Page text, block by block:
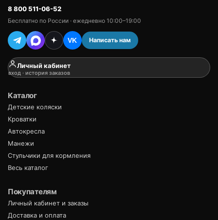
8 800 511-06-52
Бесплатно по России · ежедневно 10:00–19:00
VK Написать нам
Личный кабинет
вход · история заказов
Каталог
Детские коляски
Кроватки
Автокресла
Манежи
Стульчики для кормления
Весь каталог
Покупателям
Личный кабинет и заказы
Доставка и оплата